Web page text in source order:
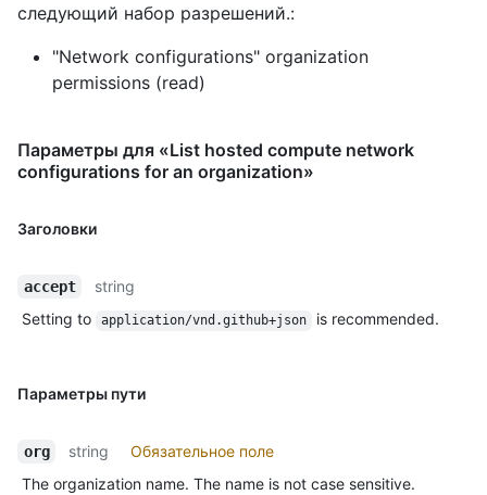
следующий набор разрешений.:
"Network configurations" organization
permissions (read)
Параметры для «List hosted compute network
configurations for an organization»
Заголовки
accept
string
Setting to
application/vnd.github+json is recommended.
Параметры пути
org string
Обязательное поле
The organization name. The name is not case sensitive.